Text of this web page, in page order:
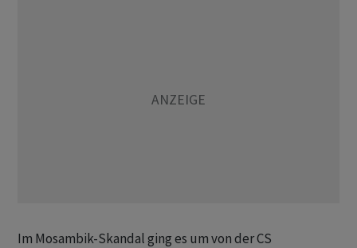
Im Mosambik-Skandal ging es um von der CS